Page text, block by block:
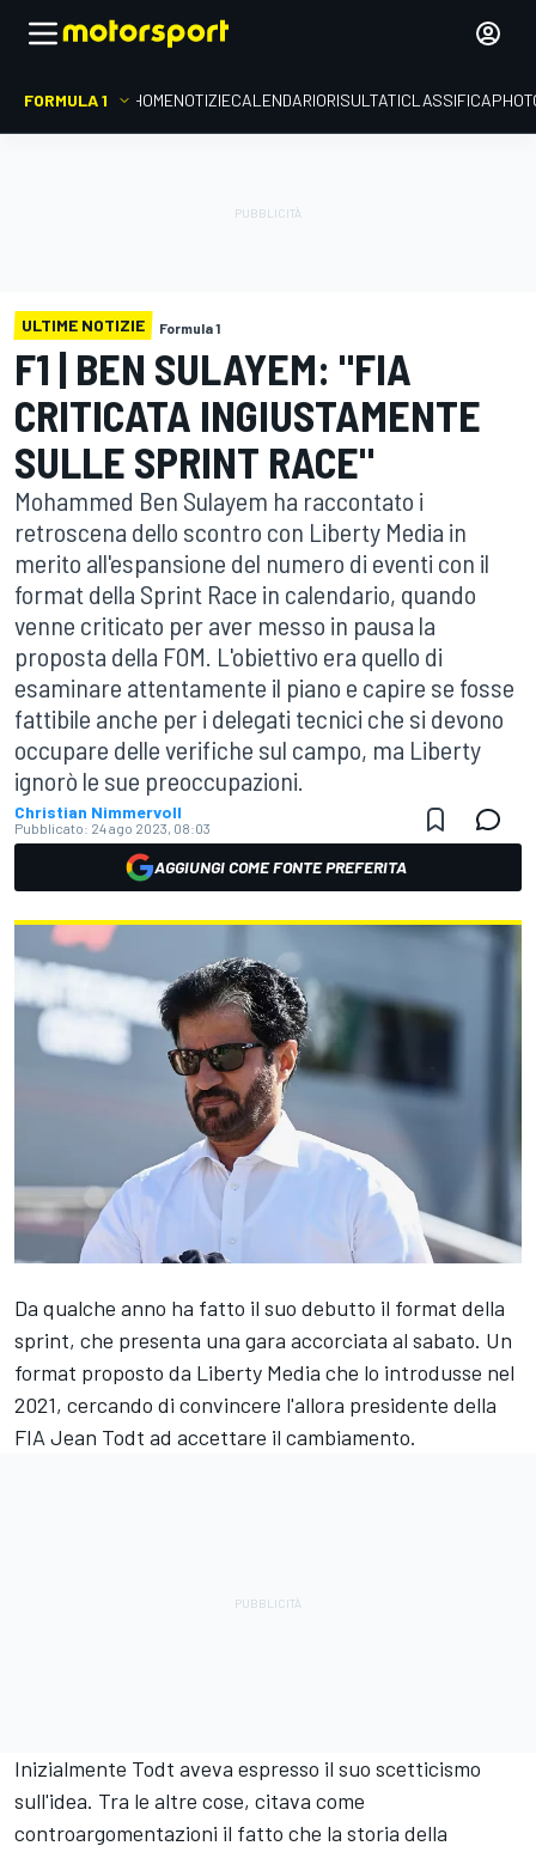
FORMULA 1 HOMENOTIZIECALENDARIORISULTATICLASSIFICA
ULTIME NOTIZIE Formula 1
F1 | BEN SULAYEM: "FIA
CRITICATA INGIUSTAMENTE
SULLE SPRINT RACE"
Mohammed Ben Sulayem ha raccontato i
retroscena dello scontro con Liberty Media in
merito all'espansione del numero di eventi con il
format della Sprint Race in calendario, quando
venne criticato per aver messo in pausa la
proposta della FOM. L'obiettivo era quello di
esaminare attentamente il piano e capire se fosse
fattibile anche per i delegati tecnici che si devono
occupare delle verifiche sul campo, ma Liberty
ignorò le sue preoccupazioni.
Christian Nimmervoll
Pubblicato: 24 ago 2023, 08:03
AGGIUNGI COME FONTE PREFERITA
Da qualche anno ha fatto il suo debutto il format della
sprint, che presenta una gara accorciata al sabato. Un
format proposto da Liberty Media che lo introdusse nel
2021, cercando di convincere l'allora presidente della
FIA Jean Todt ad accettare il cambiamento.
Inizialmente Todt aveva espresso il suo scetticismo
sull'idea. Tra le altre cose, citava come
controargomentazioni il fatto che la storia della